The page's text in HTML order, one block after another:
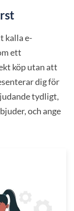
kalla e-
ett
köp utan att
dig för
tydligt,
och ange